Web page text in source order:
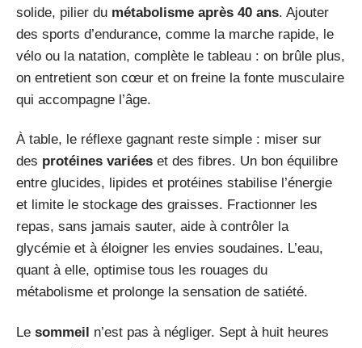
solide, pilier du métabolisme après 40 ans. Ajouter
des sports d’endurance, comme la marche rapide, le
vélo ou la natation, complète le tableau : on brûle plus,
on entretient son cœur et on freine la fonte musculaire
qui accompagne l’âge.
À table, le réflexe gagnant reste simple : miser sur
des protéines variées et des fibres. Un bon équilibre
entre glucides, lipides et protéines stabilise l’énergie
et limite le stockage des graisses. Fractionner les
repas, sans jamais sauter, aide à contrôler la
glycémie et à éloigner les envies soudaines. L’eau,
quant à elle, optimise tous les rouages du
métabolisme et prolonge la sensation de satiété.
Le sommeil n’est pas à négliger. Sept à huit heures